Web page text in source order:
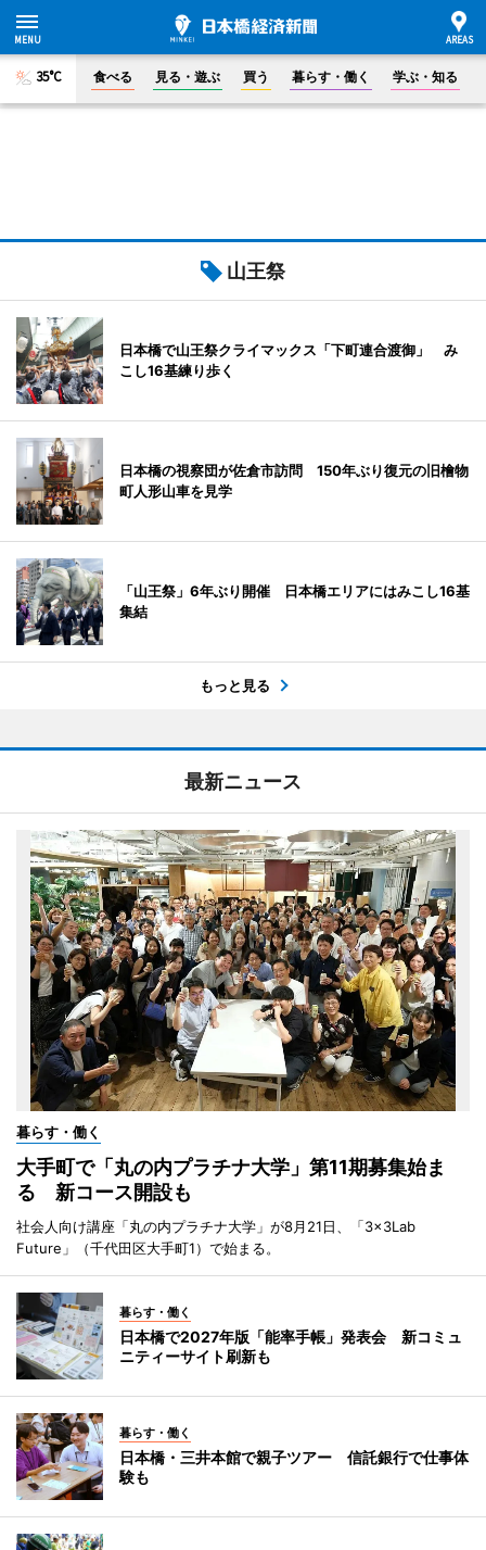
35°C 食べる 見る・遊ぶ 買う 暮らす・働く 学ぶ・知る
山王祭
日本橋で山王祭クライマックス「下町連合渡御」 み
こし16基練り歩く
日本橋の視察団が佐倉市訪問 150年ぶり復元の旧檜物
町人形山車を見学
「山王祭」6年ぶり開催 日本橋エリアにはみこし16基
集結
もっと見る
最新ニュース
暮らす・働く
大手町で「丸の内プラチナ大学」第11期募集始ま
る 新コース開設も
社会人向け講座「丸の内プラチナ大学」が8月21日、「3×3Lab
Future」（千代田区大手町1）で始まる。
暮らす・働く
日本橋で2027年版「能率手帳」発表会 新コミュ
ニティーサイト刷新も
暮らす・働く
日本橋・三井本館で親子ツアー 信託銀行で仕事体
験も